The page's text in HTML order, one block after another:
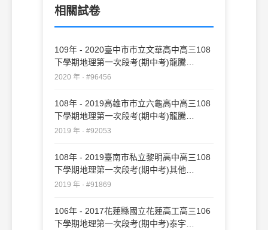
相關試卷
109年 - 2020臺中市市立文華高中高三108
下學期地理第一次段考(期中考)龍騰
#96456
2020 年 · #96456
108年 - 2019高雄市市立六龜高中高三108
下學期地理第一次段考(期中考)龍騰
#92053
2019 年 · #92053
108年 - 2019臺南市私立黎明高中高三108
下學期地理第一次段考(期中考)其他
#91869
2019 年 · #91869
106年 - 2017花蓮縣國立花蓮高工高三106
下學期地理第一次段考(期中考)泰宇